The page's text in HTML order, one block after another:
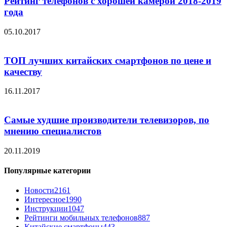
года
05.10.2017
ТОП лучших китайских смартфонов по цене и
качеству
16.11.2017
Самые худшие производители телевизоров, по
мнению специалистов
20.11.2019
Популярные категории
Новости2161
Интересное1990
Инструкции1047
Рейтинги мобильных телефонов887